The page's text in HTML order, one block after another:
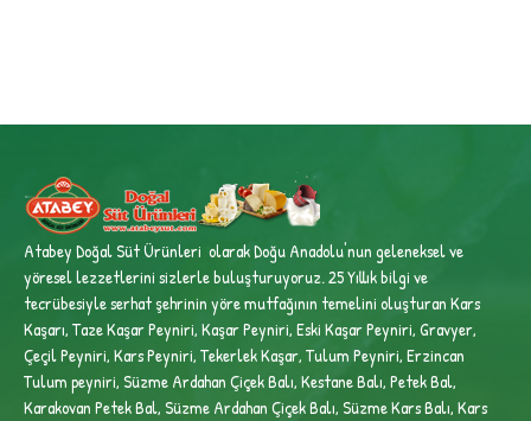
Atabey Doğal Süt Ürünleri olarak Doğu Anadolu'nun geleneksel ve
yöresel lezzetlerini sizlerle buluşturuyoruz. 25 Yıllık bilgi ve
tecrübesiyleserhat şehrinin yöre mutfağının temelini oluşturan Kars
Kaşarı, Taze Kaşar Peyniri, Kaşar Peyniri, Eski Kaşar Peyniri, Gravyer,
Çeçil Peyniri, Kars Peyniri, Tekerlek Kaşar, Tulum Peyniri, Erzincan
Tulum peyniri,Süzme Ardahan Çiçek Balı, Kestane Balı, Petek Bal,
Karakovan Petek Bal, Süzme Ardahan Çiçek Balı, Süzme Kars Balı, Kars